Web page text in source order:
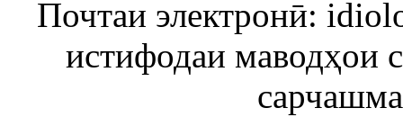
Почтаи электронӣ:
истифодаи маводҳои